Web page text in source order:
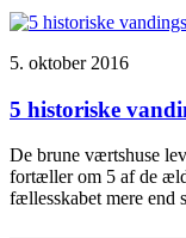
5. oktober 2016
5 historiske
De brune værtshuse
fortæller om 5 af de
fællesskabet mere